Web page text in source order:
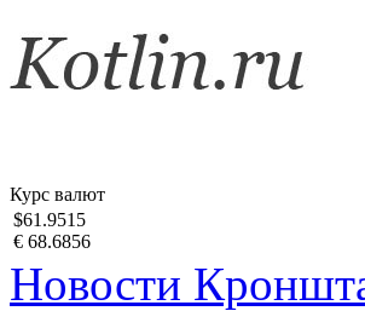
Курс валют
$61.9515
€ 68.6856
Новости